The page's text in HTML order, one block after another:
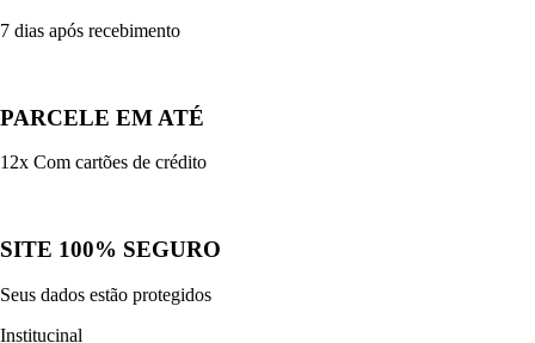
7 dias após recebimento
PARCELE EM ATÉ
12x Com cartões de crédito
SITE 100% SEGURO
Seus dados estão protegidos
Institucinal